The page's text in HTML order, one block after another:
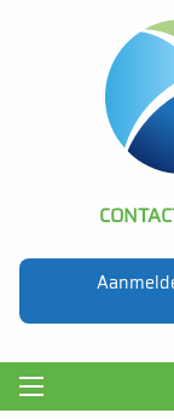
Skip to main
Main
navigation